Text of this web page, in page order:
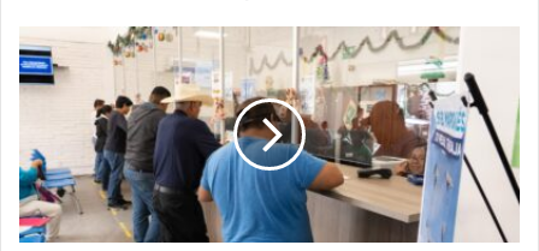
Predial
2026
en
más
descuentos,
más
opciones